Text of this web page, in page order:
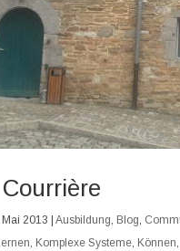
Mai 2013 |Ausbildung, Blog,
, Komplexe Systeme, Können,